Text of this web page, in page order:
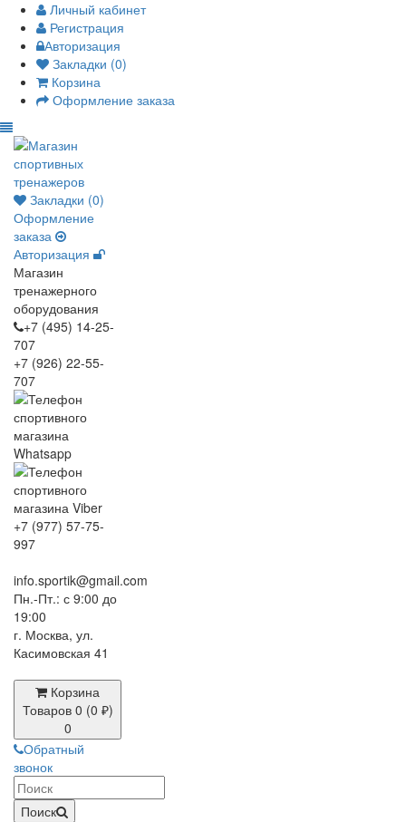
Личный кабинет
Регистрация
Авторизация
Закладки (0)
Корзина
Оформление заказа
Закладки (0)
Оформление
заказа
Авторизация
Магазин
тренажерного
оборудования
+7 (495) 14-25-
707
+7 (926) 22-55-
707
+7 (977) 57-75-
997
info.sportik@gmail.com
Пн.-Пт.: с 9:00 до
19:00
г. Москва, ул.
Касимовская 41
Корзина
Товаров 0 (0 ₽)
0
Обратный
звонок
Поиск